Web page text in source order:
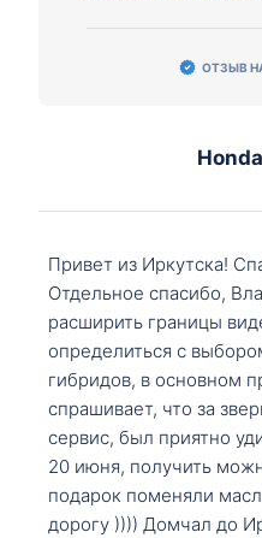
ОТЗЫВ
Привет из Иркутска!
Отдельное спасибо,
расширить границы
определиться с
гибридов, в основном
спрашивает, что за
сервис, был приятно
20 июня, получить
подарок поменяли
дорогу )))) Домчал до